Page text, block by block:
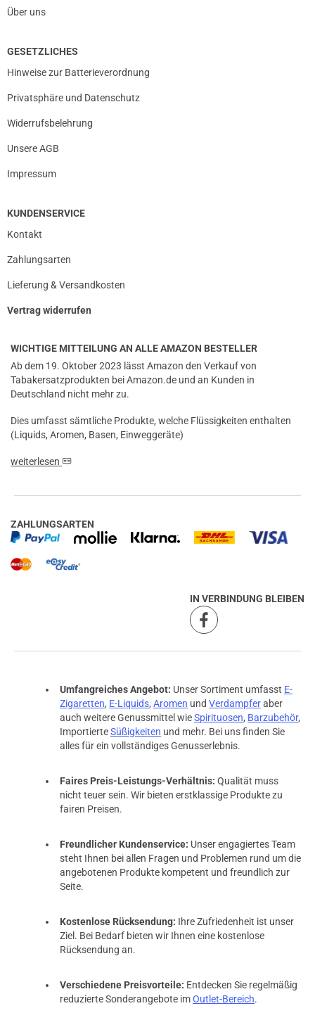
Über uns
GESETZLICHES
Hinweise zur Batterieverordnung
Privatsphäre und Datenschutz
Widerrufsbelehrung
Unsere AGB
Impressum
KUNDENSERVICE
Kontakt
Zahlungsarten
Lieferung & Versandkosten
Vertrag widerrufen
WICHTIGE MITTEILUNG AN ALLE AMAZON BESTELLER
Ab dem 19. Oktober 2023 lässt Amazon den Verkauf von
Tabakersatzprodukten bei Amazon.de und an Kunden in
Deutschland nicht mehr zu.
Dies umfasst sämtliche Produkte, welche Flüssigkeiten enthalten
(Liquids, Aromen, Basen, Einweggeräte)
weiterlesen
ZAHLUNGSARTEN
IN VERBINDUNG BLEIBEN
Umfangreiches Angebot: Unser Sortiment umfasst E-
Zigaretten, E-Liquids, Aromen und Verdampferaber
auch weitere Genussmittel wieSpirituosen, Barzubehör,
ImportierteSüßigkeiten und mehr. Bei uns finden Sie
alles für ein vollständiges Genusserlebnis.
Faires Preis-Leistungs-Verhältnis: Qualität muss
nicht teuer sein. Wir bieten erstklassige Produkte zu
fairen Preisen.
Freundlicher Kundenservice: Unser engagiertes Team
steht Ihnen bei allen Fragen und Problemen rund um die
angebotenen Produkte kompetent und freundlich zur
Seite.
Kostenlose Rücksendung: Ihre Zufriedenheit ist unser
Ziel. Bei Bedarf bieten wir Ihnen eine kostenlose
Rücksendung an.
Verschiedene Preisvorteile: Entdecken Sie regelmäßig
reduzierte Sonderangebote imOutlet-Bereich.